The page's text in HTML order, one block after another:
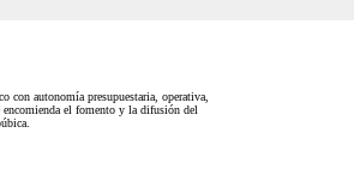
con autonomía presupuestaria, operativa,
el fomento y la difusión del